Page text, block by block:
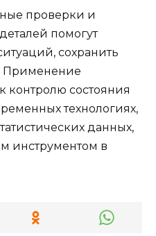
проверки и
помогут
сохранить
Применение
контролю состояния
технологиях,
данных,
инструментом в